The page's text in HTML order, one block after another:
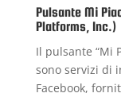
Pulsante Mi
Platforms, Inc.)
Il pulsante “Mi
sono servizi di
Facebook,